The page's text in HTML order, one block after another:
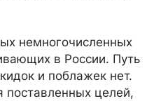
немногочисленных
в России. Путь
и поблажек нет.
поставленных целей,